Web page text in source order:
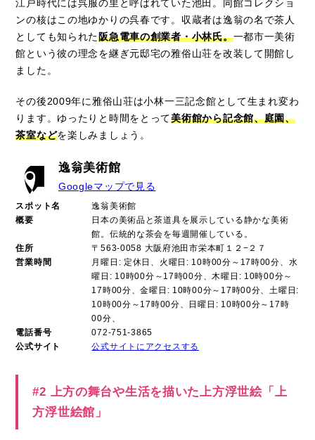
江戸時代には呉服の里と呼ばれていた池田。同館コレクショ
ンの核はこの地ゆかりの呉春です。収蔵者は逸翁の名で茶人
としても知られた阪急電車の創業者・小林氏。一都市一美術
館という彼の理念を継ぎ元邸宅の雅俗山荘を改装して開館し
ました。
その後2009年に雅俗山荘は小林一三記念館として生まれ変わ
ります。ゆったりと時間をとって美術館から記念館、庭園、
茶室などを楽しみましょう。
逸翁美術館
Googleマップで見る
スポット名
逸翁美術館
概要
日本の美術品と茶道具を展示している静かな美術
館。伝統的な茶会を毎週開催している。
住所
〒563-0058 大阪府池田市栄本町１２−２７
営業時間
月曜日: 定休日、火曜日: 10時00分～17時00分、水
曜日: 10時00分～17時00分、木曜日: 10時00分～
17時00分、金曜日: 10時00分～17時00分、土曜日:
10時00分～17時00分、日曜日: 10時00分～17時
00分、
電話番号
072-751-3865
公式サイト
公式サイトにアクセスする
#2 上方の舞台や生活を描いた上方浮世絵「上
方浮世絵館」